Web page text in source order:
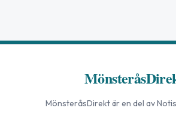
MönsteråsDirektär en del av